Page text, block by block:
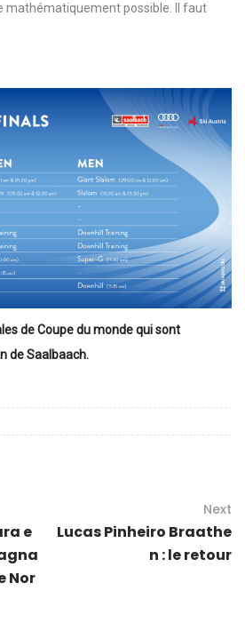
mathématiquement possible. Il faut
de Coupe du monde qui sont
de Saalbaach.
e
Nor
Next
Lucas Pinheiro Braathe
n : le retour